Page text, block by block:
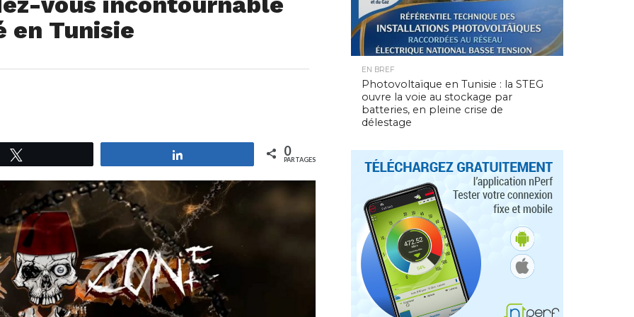
en Tunisie
0
PARTAGES
EN BREF
Photovoltaïque en Tunisie : la STEG
ouvre la voie au stockage par
batteries, en pleine crise de
délestage